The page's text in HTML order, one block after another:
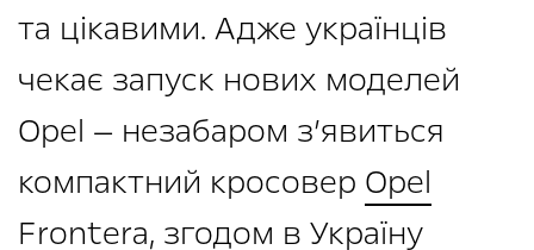
та цікавими. Адже українців
чекає запуск нових моделей
Opel — незабаром з’явиться
компактний кросовер Opel
Frontera, згодом в Україну